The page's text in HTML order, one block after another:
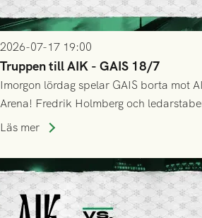
2026-07-17 19:00
Truppen till AIK - GAIS 18/7
Imorgon lördag spelar GAIS borta mot
Arena! Fredrik Holmberg och
trupp till matchen:
Läs mer